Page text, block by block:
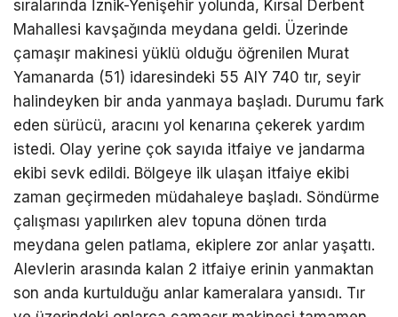
sıralarında İznik-Yenişehir yolunda, Kırsal Derbent
Mahallesi kavşağında meydana geldi. Üzerinde
çamaşır makinesi yüklü olduğu öğrenilen Murat
Yamanarda (51) idaresindeki 55 AIY 740 tır, seyir
halindeyken bir anda yanmaya başladı. Durumu fark
eden sürücü, aracını yol kenarına çekerek yardım
istedi. Olay yerine çok sayıda itfaiye ve jandarma
ekibi sevk edildi. Bölgeye ilk ulaşan itfaiye ekibi
zaman geçirmeden müdahaleye başladı. Söndürme
çalışması yapılırken alev topuna dönen tırda
meydana gelen patlama, ekiplere zor anlar yaşattı.
Alevlerin arasında kalan 2 itfaiye erinin yanmaktan
son anda kurtulduğu anlar kameralara yansıdı. Tır